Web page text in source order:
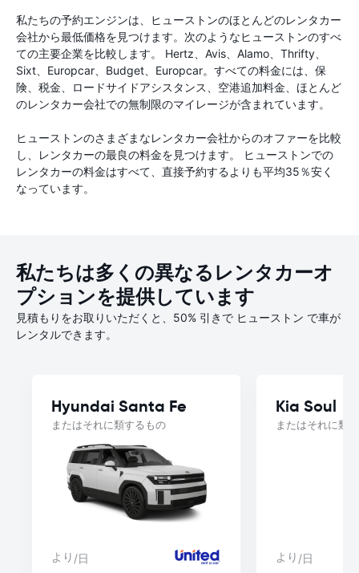
私たちの予約エンジンは、ヒューストンのほとんどのレンタカー
会社から最低価格を見つけます。次のようなヒューストンのすべ
ての主要企業を比較します。 Hertz、Avis、Alamo、Thrifty、
Sixt、Europcar、Budget、Europcar。すべての料金には、保
険、税金、ロードサイドアシスタンス、空港追加料金、ほとんど
のレンタカー会社での無制限のマイレージが含まれています。
ヒューストンのさまざまなレンタカー会社からのオファーを比較
し、レンタカーの最良の料金を見つけます。 ヒューストンでの
レンタカーの料金はすべて、直接予約するよりも平均35％安く
なっています。
私たちは多くの異なるレンタカーオ
プションを提供しています
見積もりをお取りいただくと、50% 引きで ヒューストン で車が
レンタルできます。
Hyundai Santa Fe
またはそれに類するもの
より /日
Kia Soul
またはそれに類
より /日